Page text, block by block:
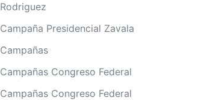
Rodriguez
Campaña Presidencial Zavala
Campañas
Campañas Congreso Federal
Campañas Congreso Federal